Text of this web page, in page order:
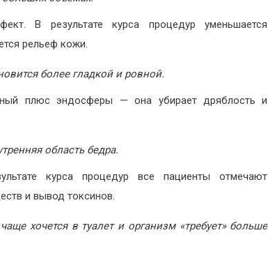
В результате курса процедур уменьшается
рельеф кожи.
более гладкой и ровной.
плюс эндосферы — она убирает дряблость и
область бедра.
курса процедур все пациенты отмечают
и вывод токсинов.
хочется в туалет и организм «требует» больше